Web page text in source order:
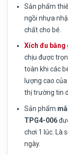
Sản phẩm
ngồi nhựa
chất cho bé.
Xích đu bằng
chịu được
toàn khi các
lượng cao
thị trường tin
Sản phẩm
TPG4-006
chơi 1 lúc. Là
ngày.